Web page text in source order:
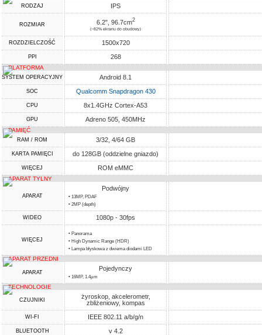
RODZAJ IPS
ROZMIAR 6.2", 96.7cm2
(~82% ekranu do obudowy)
ROZDZIELCZOŚĆ 1500x720
PPI 268
PLATFORMA
SYSTEM OPERACYJNY Android 8.1
SOC Qualcomm Snapdragon 430
CPU 8x1.4GHz Cortex-A53
GPU Adreno 505, 450MHz
PAMIĘĆ
RAM / ROM 3/32, 4/64 GB
KARTA PAMIĘCI do 128GB (oddzielne gniazdo)
WIĘCEJ ROM eMMC
APARAT TYLNY
APARAT
Podwójny
• 13MP, PDAF
• 2MP (depth)
WIDEO 1080p - 30fps
WIĘCEJ
• Panorama
• High Dynamic Range (HDR)
• Lampa błyskowa z dwiema diodami LED
APARAT PRZEDNI
APARAT
Pojedynczy
• 16MP, 1.4µm
TECHNOLOGIE
CZUJNIKI
żyroskop, akcelerometr,
zbliżeniowy, kompas
WI-FI IEEE 802.11 a/b/g/n
BLUETOOTH v 4.2